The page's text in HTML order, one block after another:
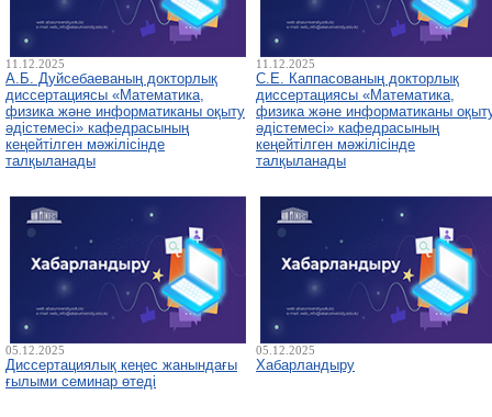
11.12.2025
А.Б. Дуйсебаеваның докторлық
диссертациясы «Математика,
физика және информатиканы оқыту
әдістемесі» кафедрасының
кеңейтілген мәжілісінде
талқыланады
11.12.2025
С.Е. Каппасованың докторлық
диссертациясы «Математика,
физика және информатиканы
әдістемесі» кафедрасының
кеңейтілген мәжілісінде
талқыланады
05.12.2025
Диссертациялық кеңес жанындағы
ғылыми семинар өтеді
05.12.2025
Хабарландыру